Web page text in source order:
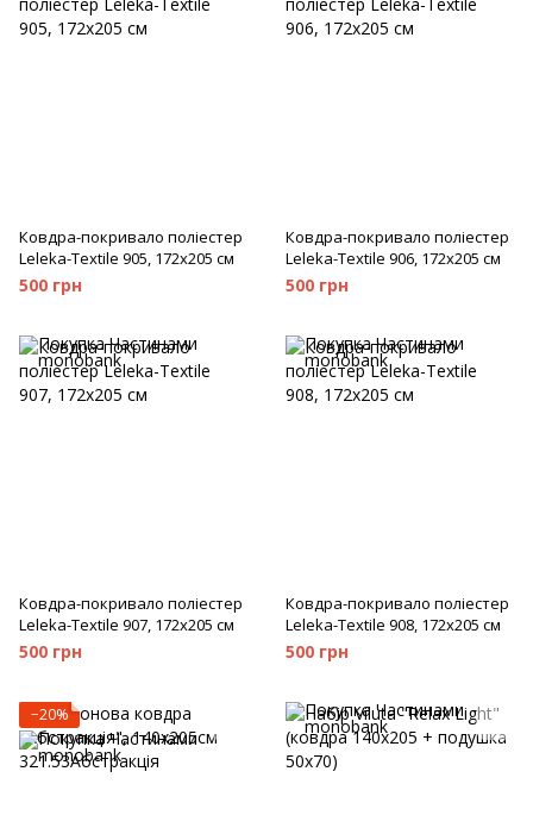
Ковдра-покривало поліестер
Leleka-Textile 905, 172x205 см
500 грн
Ковдра-покривало поліестер
Leleka-Textile 906, 172x205 см
500 грн
Ковдра-покривало поліестер
Leleka-Textile 907, 172x205 см
500 грн
Ковдра-покривало поліестер
Leleka-Textile 908, 172x205 см
500 грн
−20%